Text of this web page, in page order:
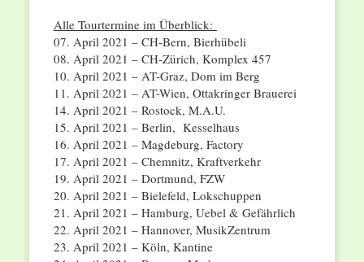
Alle Tourtermine im Überblick:
07. April 2021 – CH-Bern, Bierhübeli
08. April 2021 – CH-Zürich, Komplex 457
10. April 2021 – AT-Graz, Dom im Berg
11. April 2021 – AT-Wien, Ottakringer Brauerei
14. April 2021 – Rostock, M.A.U.
15. April 2021 – Berlin, Kesselhaus
16. April 2021 – Magdeburg, Factory
17. April 2021 – Chemnitz, Kraftverkehr
19. April 2021 – Dortmund, FZW
20. April 2021 – Bielefeld, Lokschuppen
21. April 2021 – Hamburg, Uebel & Gefährlich
22. April 2021 – Hannover, MusikZentrum
23. April 2021 – Köln, Kantine